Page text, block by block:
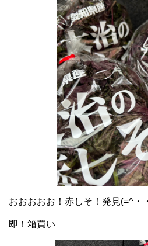
おおおおお！赤しそ！発見(=^・
即！箱買い